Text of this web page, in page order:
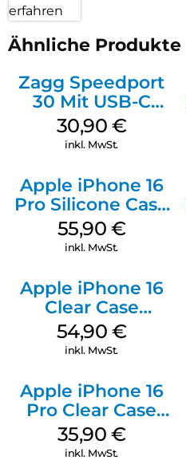
erfahren
Ähnliche Produkte
Zagg Speedport
30 Mit USB-C
Kabel Weiß
30,90 €
inkl. MwSt.
Apple iPhone 16
Pro Silicone Case
MagSafe Stone
Gray
55,90 €
inkl. MwSt.
Apple iPhone 16
Clear Case
MagSafe
Transparent
54,90 €
inkl. MwSt.
Apple iPhone 16
Pro Clear Case
MagSafe
Transparent
35,90 €
inkl. MwSt.